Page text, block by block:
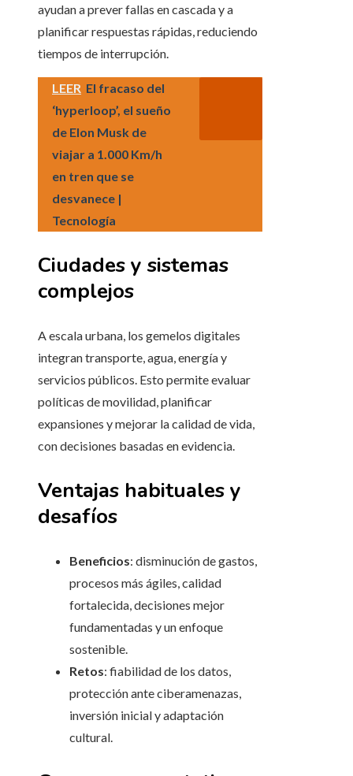
ayudan a prever fallas en cascada y a
planificar respuestas rápidas, reduciendo
tiempos de interrupción.
LEER El fracaso del
‘hyperloop’, el sueño
de Elon Musk de
viajar a 1.000 Km/h
en tren que se
desvanece |
Tecnología
Ciudades y sistemas
complejos
A escala urbana, los gemelos digitales
integran transporte, agua, energía y
servicios públicos. Esto permite evaluar
políticas de movilidad, planificar
expansiones y mejorar la calidad de vida,
con decisiones basadas en evidencia.
Ventajas habituales y
desafíos
Beneficios: disminución de gastos,
procesos más ágiles, calidad
fortalecida, decisiones mejor
fundamentadas y un enfoque
sostenible.
Retos: fiabilidad de los datos,
protección ante ciberamenazas,
inversión inicial y adaptación
cultural.